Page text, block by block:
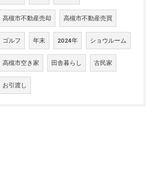
高槻市不動産売却 高槻市不動産売買
ゴルフ 年末 2024年 ショウルーム
高槻市空き家 田舎暮らし 古民家
お引渡し